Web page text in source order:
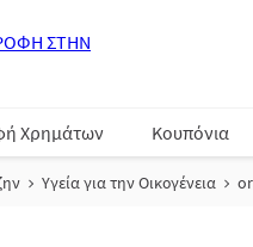
Χρημάτων Κουπόνια
Υγεία για την Οικογένεια